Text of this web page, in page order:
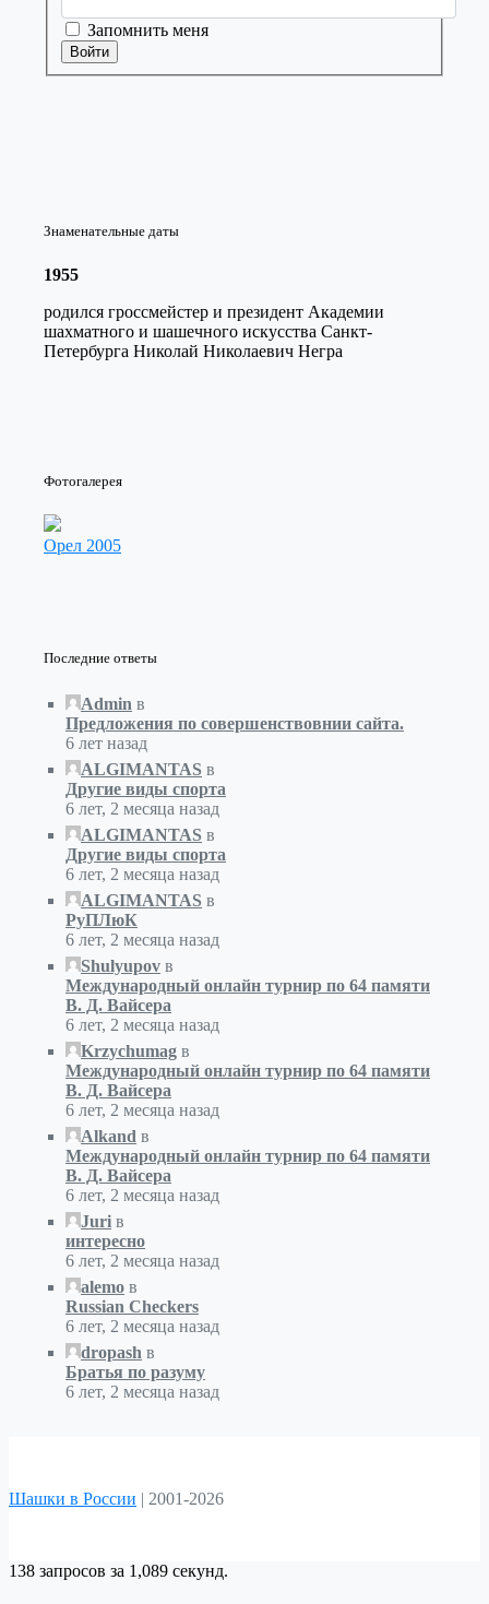
Запомнить меня
Войти
Знаменательные даты
1955
родился гроссмейстер и президент Академии
шахматного и шашечного искусства Санкт-
Петербурга Николай Николаевич Негра
Фотогалерея
Орел 2005
Последние ответы
Admin в
Предложения по совершенствовнии сайта.
6 лет назад
ALGIMANTAS в
Другие виды спорта
6 лет, 2 месяца назад
ALGIMANTAS в
Другие виды спорта
6 лет, 2 месяца назад
ALGIMANTAS в
РуПЛюК
6 лет, 2 месяца назад
Shulyupov в
Международный онлайн турнир по 64 памяти
В. Д. Вайсера
6 лет, 2 месяца назад
Krzychumag в
Международный онлайн турнир по 64 памяти
В. Д. Вайсера
6 лет, 2 месяца назад
Alkand в
Международный онлайн турнир по 64 памяти
В. Д. Вайсера
6 лет, 2 месяца назад
Juri в
интересно
6 лет, 2 месяца назад
alemo в
Russian Checkers
6 лет, 2 месяца назад
dropash в
Братья по разуму
6 лет, 2 месяца назад
Шашки в России | 2001-2026
138 запросов за 1,089 секунд.